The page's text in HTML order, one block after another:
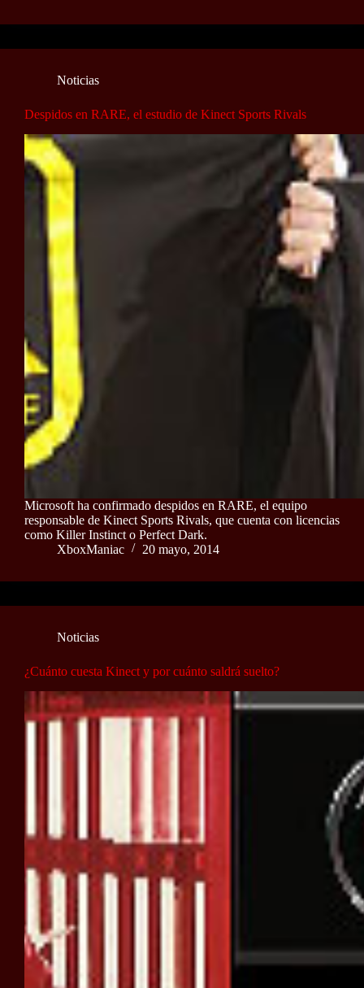
Noticias
Despidos en RARE, el estudio de Kinect Sports Rivals
Microsoft ha confirmado despidos en RARE, el equipo
responsable de Kinect Sports Rivals, que cuenta con licencias
como Killer Instinct o Perfect Dark.
XboxManiac
20 mayo, 2014
Noticias
¿Cuánto cuesta Kinect y por cuánto saldrá suelto?